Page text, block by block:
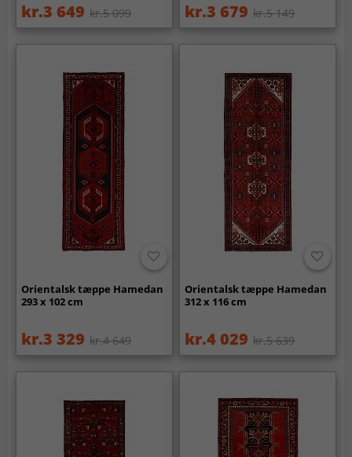
kr.3 649 kr.5 099 kr.3 679 kr.5 149
Orientalsk tæppe Hamedan
293 x 102 cm
kr.3 329 kr.4 649
Orientalsk tæppe Hamedan
312 x 116 cm
kr.4 029 kr.5 639